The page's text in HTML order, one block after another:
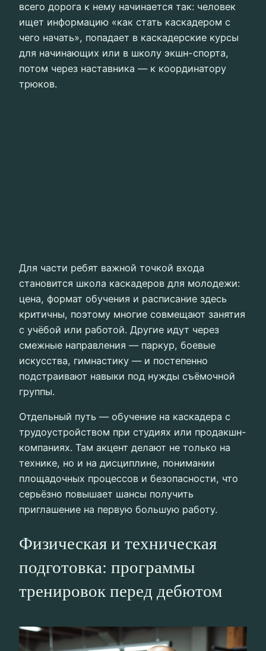
всего дорога к нему начинается так: человек
ищет информацию «как стать каскадером с
чего начать», попадает в каскадерские курсы
для начинающих или в школу экшн-спорта,
потом через наставника — к координатору
трюков.
Для части ребят важной точкой входа
становится школа каскадеров для молодежи:
цена, формат обучения и расписание здесь
критичны, поэтому многие совмещают занятия
с учёбой или работой. Другие идут через
смежные направления — паркур, боевые
искусства, гимнастику — и постепенно
подстраивают навыки под нужды съёмочной
группы.
Отдельный путь — обучение на каскадера с
трудоустройством при студиях или продакшн-
компаниях. Там акцент делают не только на
технике, но и на дисциплине, понимании
площадочных процессов и безопасности, что
серьёзно повышает шансы получить
приглашение на первую большую работу.
Физическая и техническая
подготовка: программы
тренировок перед дебютом